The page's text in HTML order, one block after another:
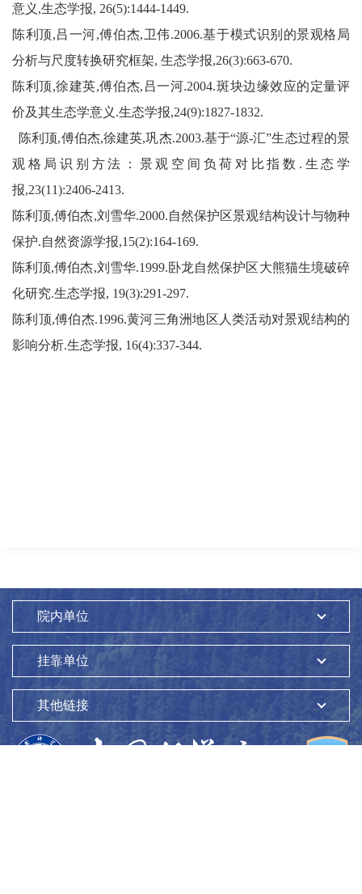
意义,生态学报, 26(5):1444-1449.
陈利顶,吕一河,傅伯杰,卫伟.2006.基于模式识别的景观格局
分析与尺度转换研究框架, 生态学报,26(3):663-670.
陈利顶,徐建英,傅伯杰,吕一河.2004.斑块边缘效应的定量评
价及其生态学意义.生态学报,24(9):1827-1832.
陈利顶,傅伯杰,徐建英,巩杰.2003.基于“源-汇”生态过程的景
观格局识别方法：景观空间负荷对比指数.生态学
报,23(11):2406-2413.
陈利顶,傅伯杰,刘雪华.2000.自然保护区景观结构设计与物种
保护.自然资源学报,15(2):164-169.
陈利顶,傅伯杰,刘雪华.1999.卧龙自然保护区大熊猫生境破碎
化研究.生态学报, 19(3):291-297.
陈利顶,傅伯杰.1996.黄河三角洲地区人类活动对景观结构的
影响分析.生态学报, 16(4):337-344.
院内单位
挂靠单位
其他链接